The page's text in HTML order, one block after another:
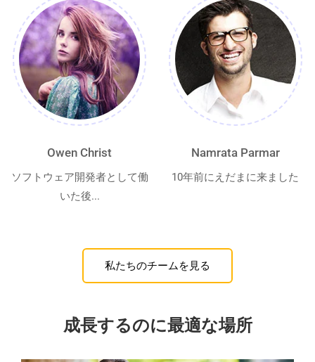
Owen Christ
ソフトウェア開発者として働
いた後...
Namrata Parmar
10年前にえだまに来ました
私たちのチームを見る
成長するのに最適な場所